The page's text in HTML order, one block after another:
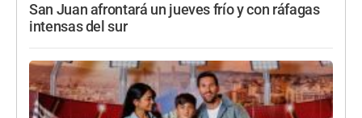
San Juan afrontará un jueves frío y con ráfagas
intensas del sur